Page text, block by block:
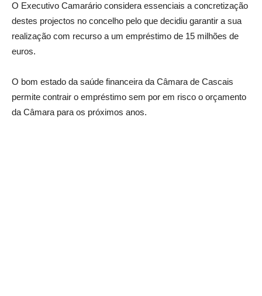
O Executivo Camarário considera essenciais a concretização
destes projectos no concelho pelo que decidiu garantir a sua
realização com recurso a um empréstimo de 15 milhões de
euros.
O bom estado da saúde financeira da Câmara de Cascais
permite contrair o empréstimo sem por em risco o orçamento
da Câmara para os próximos anos.